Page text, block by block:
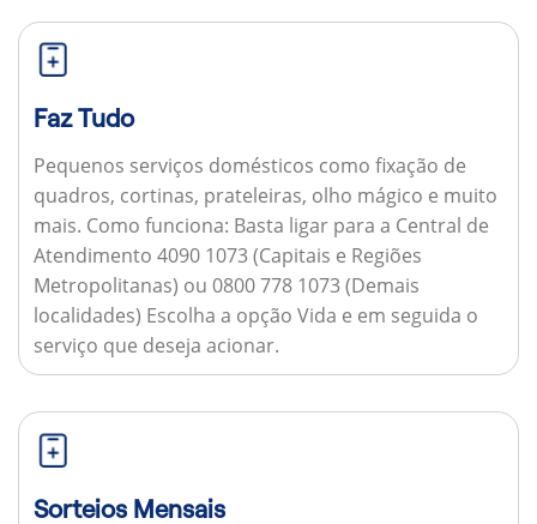
Faz Tudo
Pequenos serviços domésticos como fixação de
quadros, cortinas, prateleiras, olho mágico e muito
mais. Como funciona: Basta ligar para a Central de
Atendimento 4090 1073 (Capitais e Regiões
Metropolitanas) ou 0800 778 1073 (Demais
localidades) Escolha a opção Vida e em seguida o
serviço que deseja acionar.
Sorteios Mensais